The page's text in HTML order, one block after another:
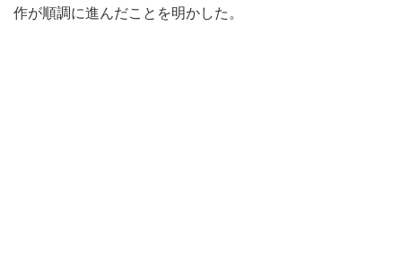
作が順調に進んだことを明かした。